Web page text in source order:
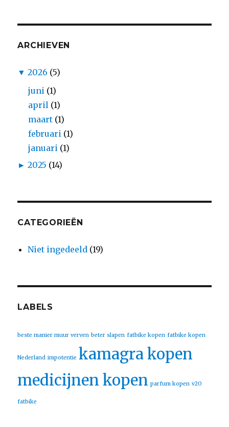
ARCHIEVEN
▼ 2026 (5)
juni (1)
april (1)
maart (1)
februari (1)
januari (1)
► 2025 (14)
CATEGORIEËN
Niet ingedeeld (19)
LABELS
beste manier muur verven beter slapen fatbike kopen fatbike kopen
Nederland impotentie kamagra kopen
medicijnen kopen parfum kopen v20
fatbike